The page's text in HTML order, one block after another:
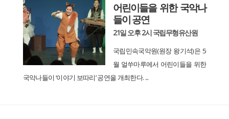
어린이들을 위한 국악나
들이 공연
21일 오후 2시 국립무형유산원
국립민속국악원(원장 왕기석)은 5
월 얼쑤마루에서 어린이들을 위한
국악나들이 ‘이야기 보따리’ 공연을 개최한다. ...